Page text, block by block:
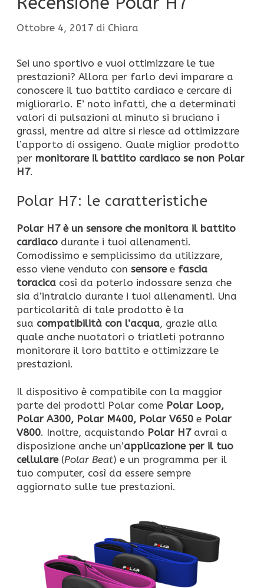
Ottobre 4, 2017 di Chiara
Sei uno sportivo e vuoi ottimizzare le tue
prestazioni? Allora per farlo devi imparare a
conoscere il tuo battito cardiaco e cercare di
migliorarlo. E’ noto infatti, che a determinati
valori di pulsazioni al minuto si bruciano i
grassi, mentre ad altre si riesce ad ottimizzare
l’apporto di ossigeno. Quale miglior prodotto
per monitorare il battito cardiaco se non Polar
H7.
Polar H7: le caratteristiche
Polar H7 è un sensore che monitora il battito
cardiaco durante i tuoi allenamenti.
Comodissimo e semplicissimo da utilizzare,
esso viene venduto con sensoree fascia
toracica così da poterlo indossare senza che
sia d’intralcio durante i tuoi allenamenti. Una
particolarità di tale prodotto è la
sua compatibilità con l’acqua, grazie alla
quale anche nuotatori o triatleti potranno
monitorare il loro battito e ottimizzare le
prestazioni.
Il dispositivo è compatibile con la maggior
parte dei prodotti Polar come Polar Loop,
Polar A300, Polar M400, Polar V650 e Polar
V800. Inoltre, acquistando Polar H7avrai a
disposizione anche un’applicazione per il tuo
cellulare (Polar Beat) e un programma per il
tuo computer, così da essere sempre
aggiornato sulle tue prestazioni.